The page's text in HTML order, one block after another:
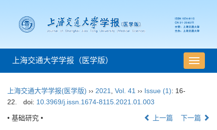
导
航
上海交通大学学报（医学版）
上海交通大学学报(医学版) ›› 2021 Vol. 41 ›› Issue (1): 16-
22.
doi: 10.3969/j.issn.1674-8115.2021.01.003
• 基础研究 • 上一篇 下一篇